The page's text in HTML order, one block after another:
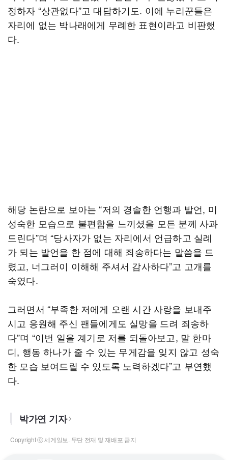
정하자 “상관없다”고 대답하기도. 이에 누리꾼들은
자리에 없는 박나래에게 무례한 표현이라고 비판했
다.
해당 논란으로 보아는 “저의 경솔한 언행과 발언, 미
성숙한 모습으로 불편함을 느끼셨을 모든 분께 사과
드린다”며 “당사자가 없는 자리에서 언급하고 실례
가 되는 발언을 한 점에 대해 죄송하다는 말씀을 드
렸고, 너그러이 이해해 주셔서 감사하다”고 고개를
숙였다.
그러면서 “부족한 저에게 오랜 시간 사랑을 보내주
시고 응원해 주신 팬들에게도 실망을 드려 죄송하
다”며 “이번 일을 계기로 저를 되돌아보고, 말 한마
디, 행동 하나가 줄 수 있는 무게감을 잊지 않고 성숙
한 모습 보여드릴 수 있도록 노력하겠다”고 부연했
다.
박가연 기자
Copyright ⓒ 세계일보. 무단 전재 및 재배포 금지